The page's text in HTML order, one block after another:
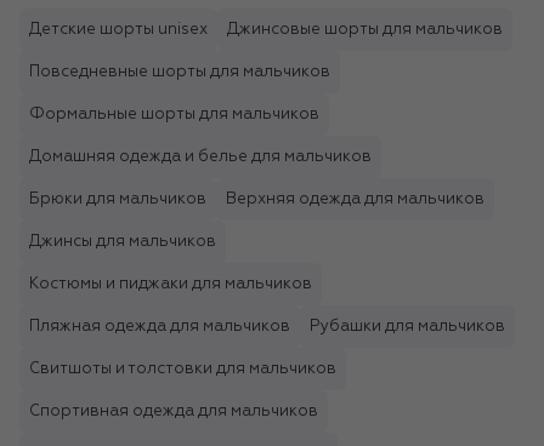
Детские шорты unisex Джинсовые шорты для мальчиков
Повседневные шорты для мальчиков
Формальные шорты для мальчиков
Домашняя одежда и белье для мальчиков
Брюки для мальчиков Верхняя одежда для мальчиков
Джинсы для мальчиков
Костюмы и пиджаки для мальчиков
Пляжная одежда для мальчиков Рубашки для мальчиков
Свитшоты и толстовки для мальчиков
Спортивная одежда для мальчиков